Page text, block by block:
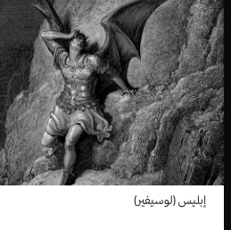
إبليس (لوسيفير)